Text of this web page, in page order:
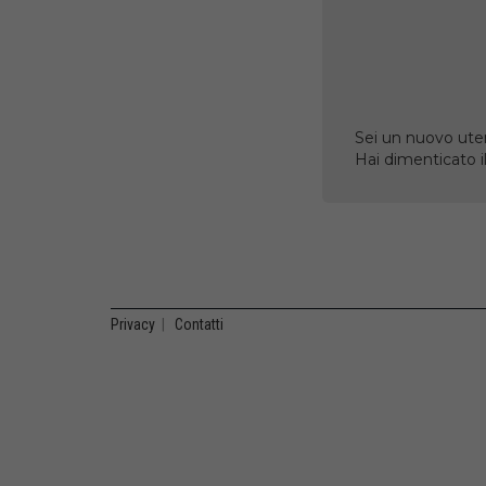
Sei un nuovo
Hai dimenticato
Privacy Contatti